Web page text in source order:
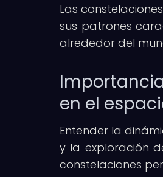
Las
sus patrones
alrededor del
en el
Entender la
y la exploración
constelaciones